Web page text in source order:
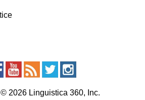
2026 Linguistica 360, Inc.